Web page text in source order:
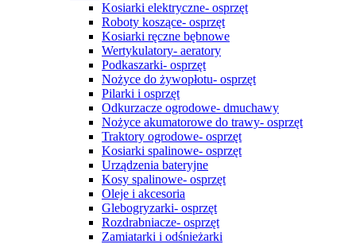
Kosiarki elektryczne- osprzęt
Roboty koszące- osprzęt
Kosiarki ręczne bębnowe
Wertykulatory- aeratory
Podkaszarki- osprzęt
Nożyce do żywopłotu- osprzęt
Pilarki i osprzęt
Odkurzacze ogrodowe- dmuchawy
Nożyce akumatorowe do trawy- osprzęt
Traktory ogrodowe- osprzęt
Kosiarki spalinowe- osprzęt
Urządzenia bateryjne
Kosy spalinowe- osprzęt
Oleje i akcesoria
Glebogryzarki- osprzęt
Rozdrabniacze- osprzęt
Zamiatarki i odśnieżarki